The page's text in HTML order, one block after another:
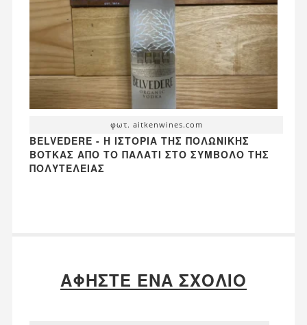
φωτ. aitkenwines.com
BELVEDERE - Η ΙΣΤΟΡΊΑ ΤΗΣ ΠΟΛΩΝΙΚΉΣ
ΒΌΤΚΑΣ ΑΠΌ ΤΟ ΠΑΛΆΤΙ ΣΤΟ ΣΎΜΒΟΛΟ ΤΗΣ
ΠΟΛΥΤΈΛΕΙΑΣ
ΑΦΉΣΤΕ ΈΝΑ ΣΧΌΛΙΟ